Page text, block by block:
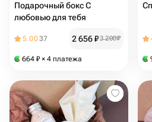
Подарочный бокс С
любовью для тебя
5.0037 2 656₽3 200₽
664 ₽ × 4 платежа